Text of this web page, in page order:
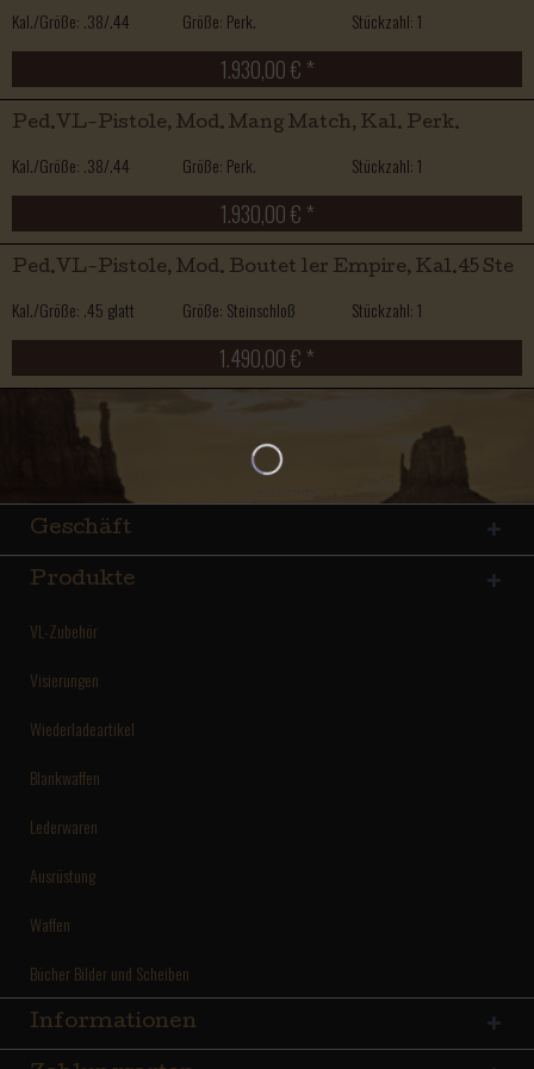
Kal./Größe: .38/.44 Größe: Perk. Stückzahl: 1
1.930,00 € *
Ped.VL-Pistole, Mod. Mang Match, Kal. Perk.
Kal./Größe: .38/.44 Größe: Perk. Stückzahl: 1
1.930,00 € *
Ped.VL-Pistole, Mod. Boutet 1er Empire, Kal.45 Ste
Kal./Größe: .45 glatt Größe: Steinschloß Stückzahl: 1
1.490,00 € *
Geschäft
Produkte
VL-Zubehör
Visierungen
Wiederladeartikel
Blankwaffen
Lederwaren
Ausrüstung
Waffen
Bücher Bilder und Scheiben
Informationen